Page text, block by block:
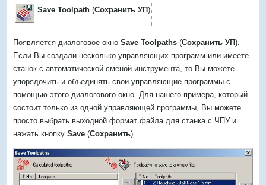
Save Toolpath (Сохранить УП)
Появляется диалоговое окноSave Toolpaths (Сохранить УП).
Если Вы создали несколько управляющих программ или имеете
станок с автоматической сменой инструмента, то Вы можете
упорядочить и объединять свои управляющие программы с
помощью этого диалогового окно. Для нашего примера, который
состоит только из одной управляющей программы, Вы можете
просто выбрать выходной формат файла для станка с ЧПУ и
нажать кнопку Save (Сохранить).